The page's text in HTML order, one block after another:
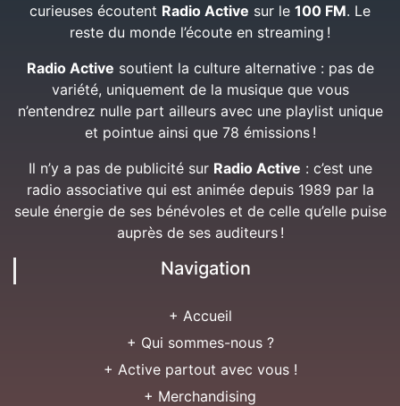
curieuses écoutent Radio Active sur le 100 FM. Le
reste du monde l’écoute en streaming !
Radio Active soutient la culture alternative : pas de
variété, uniquement de la musique que vous
n’entendrez nulle part ailleurs avec une playlist unique
et pointue ainsi que 78 émissions !
Il n’y a pas de publicité sur Radio Active : c’est une
radio associative qui est animée depuis 1989 par la
seule énergie de ses bénévoles et de celle qu’elle puise
auprès de ses auditeurs !
Navigation
+ Accueil
+ Qui sommes-nous ?
+ Active partout avec vous !
+ Merchandising